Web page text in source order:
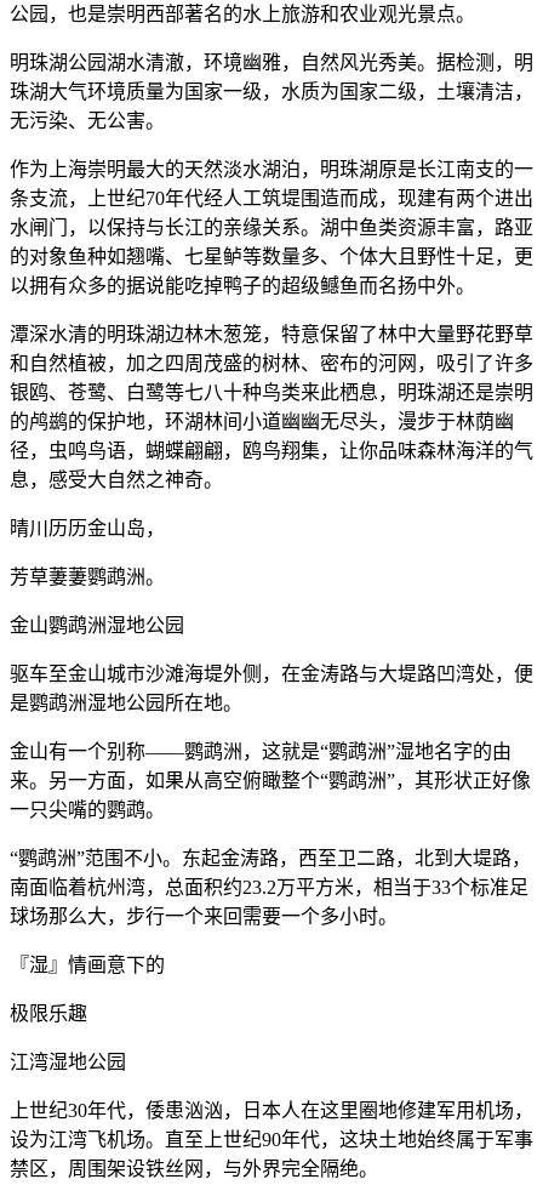
公园，也是崇明西部著名的水上旅游和农业观光景点。
明珠湖公园湖水清澈，环境幽雅，自然风光秀美。据检测，明
珠湖大气环境质量为国家一级，水质为国家二级，土壤清洁，
无污染、无公害。
作为上海崇明最大的天然淡水湖泊，明珠湖原是长江南支的一
条支流，上世纪70年代经人工筑堤围造而成，现建有两个进出
水闸门，以保持与长江的亲缘关系。湖中鱼类资源丰富，路亚
的对象鱼种如翘嘴、七星鲈等数量多、个体大且野性十足，更
以拥有众多的据说能吃掉鸭子的超级鳡鱼而名扬中外。
潭深水清的明珠湖边林木葱笼，特意保留了林中大量野花野草
和自然植被，加之四周茂盛的树林、密布的河网，吸引了许多
银鸥、苍鹭、白鹭等七八十种鸟类来此栖息，明珠湖还是崇明
的鸬鹚的保护地，环湖林间小道幽幽无尽头，漫步于林荫幽
径，虫鸣鸟语，蝴蝶翩翩，鸥鸟翔集，让你品味森林海洋的气
息，感受大自然之神奇。
晴川历历金山岛，
芳草萋萋鹦鹉洲。
金山鹦鹉洲湿地公园
驱车至金山城市沙滩海堤外侧，在金涛路与大堤路凹湾处，便
是鹦鹉洲湿地公园所在地。
金山有一个别称——鹦鹉洲，这就是“鹦鹉洲”湿地名字的由
来。另一方面，如果从高空俯瞰整个“鹦鹉洲”，其形状正好像
一只尖嘴的鹦鹉。
“鹦鹉洲”范围不小。东起金涛路，西至卫二路，北到大堤路，
南面临着杭州湾，总面积约23.2万平方米，相当于33个标准足
球场那么大，步行一个来回需要一个多小时。
『湿』情画意下的
极限乐趣
江湾湿地公园
上世纪30年代，倭患汹汹，日本人在这里圈地修建军用机场，
设为江湾飞机场。直至上世纪90年代，这块土地始终属于军事
禁区，周围架设铁丝网，与外界完全隔绝。